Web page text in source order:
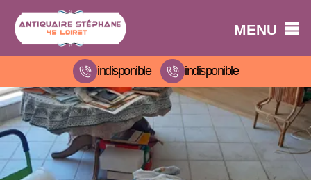
MENU
indisponible indisponible